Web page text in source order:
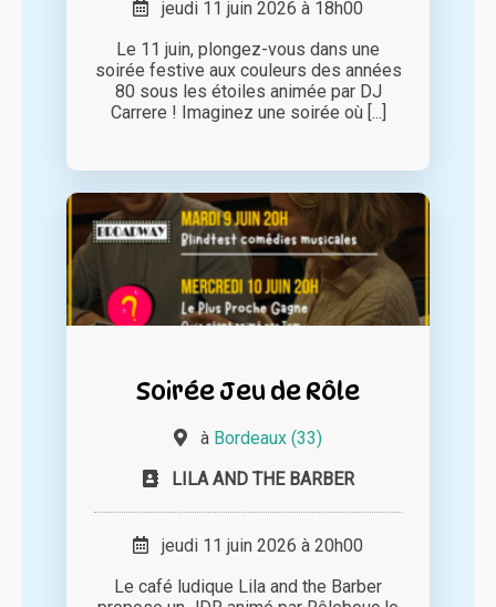
jeudi 11 juin 2026 à 18h00
Le 11 juin, plongez-vous dans une
soirée festive aux couleurs des années
80 sous les étoiles animée par DJ
Carrere ! Imaginez une soirée où [...]
Soirée Jeu de Rôle
à Bordeaux (33)
LILA AND THE BARBER
jeudi 11 juin 2026 à 20h00
Le café ludique Lila and the Barber